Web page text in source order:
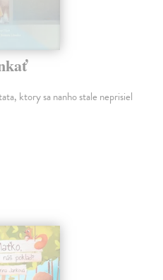
ktory sa nanho stale neprisiel